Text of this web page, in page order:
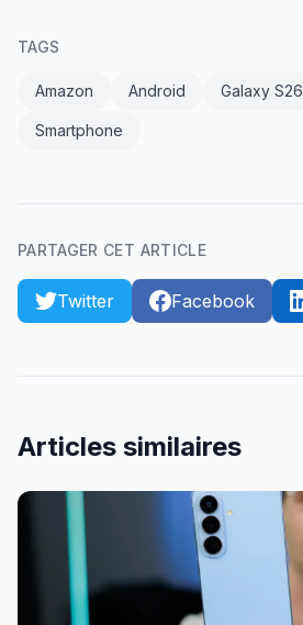
TAGS
Amazon Android Galaxy S26
Smartphone
PARTAGER CET ARTICLE
Twitter Facebook
Articles similaires